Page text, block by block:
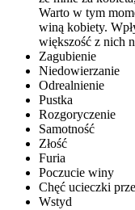
Warto w tym
winą kobiety.
większość z nich
Zagubienie
Niedowierzanie
Odrealnienie
Pustka
Rozgoryczenie
Samotność
Złość
Furia
Poczucie winy
Chęć ucieczki
Wstyd